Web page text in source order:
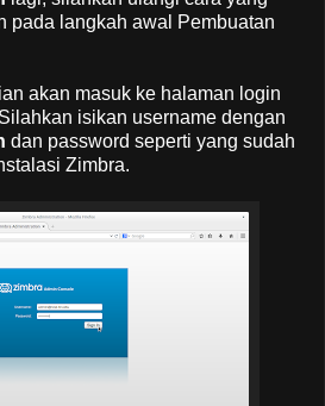
pada langkah awal Pembuatan
akan masuk ke halaman login
isikan username dengan
dan password seperti yang sudah
Zimbra.